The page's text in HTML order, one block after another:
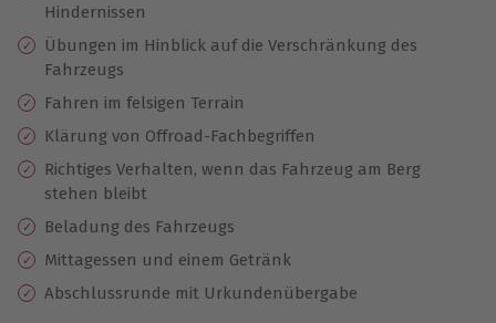
Hindernissen
Übungen im Hinblick auf die Verschränkung des
Fahrzeugs
Fahren im felsigen Terrain
Klärung von Offroad-Fachbegriffen
Richtiges Verhalten, wenn das Fahrzeug am Berg
stehen bleibt
Beladung des Fahrzeugs
Mittagessen und einem Getränk
Abschlussrunde mit Urkundenübergabe